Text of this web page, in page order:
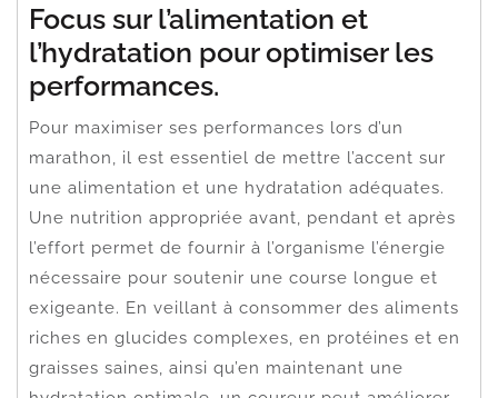
Focus sur l’alimentation et
l’hydratation pour optimiser les
performances.
Pour maximiser ses performances lors d’un
marathon, il est essentiel de mettre l’accent sur
une alimentation et une hydratation adéquates.
Une nutrition appropriée avant, pendant et après
l’effort permet de fournir à l’organisme l’énergie
nécessaire pour soutenir une course longue et
exigeante. En veillant à consommer des aliments
riches en glucides complexes, en protéines et en
graisses saines, ainsi qu’en maintenant une